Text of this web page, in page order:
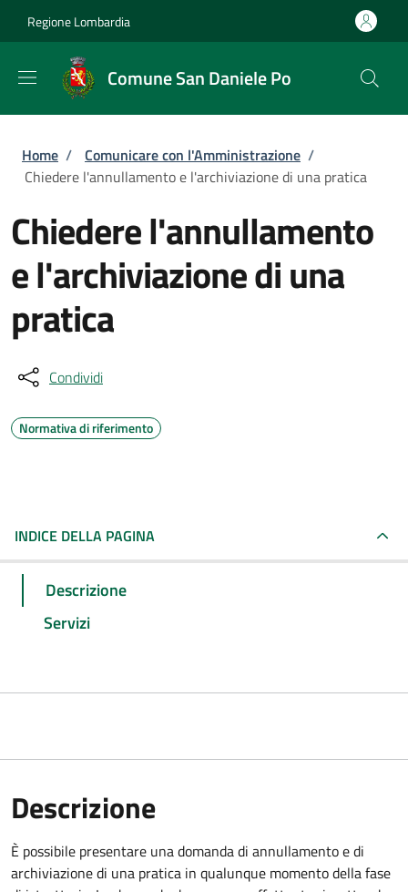
Regione Lombardia
Comune San Daniele Po
Briciole di pane
Home / Comunicare con l'Amministrazione /
Chiedere l'annullamento e l'archiviazione di una pratica
Chiedere l'annullamento
e l'archiviazione di una
pratica
Condividi
Normativa di riferimento
INDICE DELLA PAGINA
Descrizione
Servizi
Descrizione
È possibile presentare una domanda di annullamento e di
archiviazione di una pratica in qualunque momento della fase